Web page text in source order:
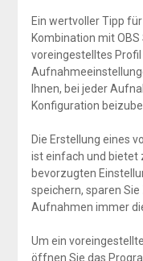
Ein wertvoller Tipp
Kombination mit
voreingestelltes
Ihnen, bei jeder
Konfiguration
Die Erstellung eines
ist einfach und bietet
bevorzugten
speichern, sparen
Aufnahmen immer
Um ein
öffnen Sie das